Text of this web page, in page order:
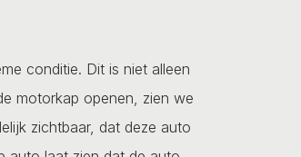
conditie. Dit is niet alleen
motorkap openen, zien we
zichtbaar, dat deze auto